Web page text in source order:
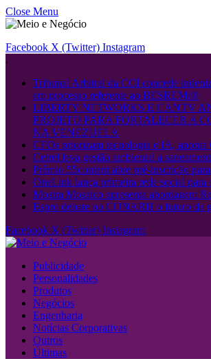
Close Menu
Facebook X (Twitter) Instagram
.
Tribunal Arbitral da CCI concede
em processo referente ao BESREMi®
LIBERTY NETWORKS E CANTV
PROJETO PARA FORTALECER A
NA VENEZUELA
CFOs priorizam tecnologia e IA, aponta
Cetrel leva gestão ambiental a
Prêmio 55content abre pré-inscrição
OneLink lança primeira rede social para
Mostra Mosaico apresenta abordagem
Espro debate no CONARH o futuro da
Facebook X (Twitter) Instagram
Publicidade
Personalidades
Produtos
Negócios
Engenharia
Notícias Corporativas
Outros
Últimas